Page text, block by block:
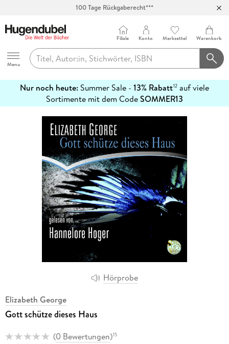
100 Tage Rückgaberecht***
Hugendubel
Menu
Filiale Konto Merkzettel Warenkorb
Nur noch heute: Summer Sale - 13% Rabatt12 auf viele
Sortimente mit dem CodeSOMMER13
erfahren
Hörprobe
Elizabeth George
Gott schütze dieses Haus
(0 Bewertungen)15